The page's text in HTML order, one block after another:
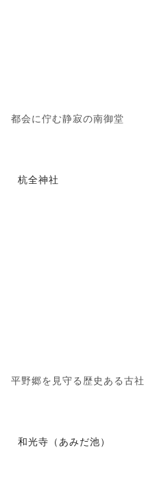
都会に佇む静寂の南御堂
杭全神社
平野郷を見守る歴史ある古社
和光寺（あみだ池）